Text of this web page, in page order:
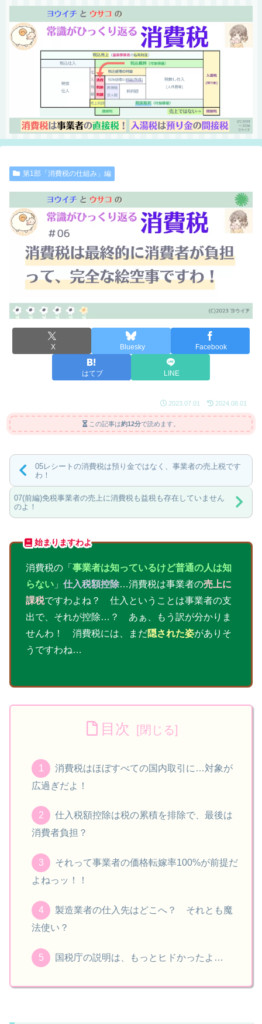
第1部「消費税の仕組み」編
X Bluesky Facebook
はてブ LINE
2023.07.01 2024.08.01
この記事は約12分で読めます。
05レシートの消費税は預り金ではなく、事業者の売上税です
わ！
07(前編)免税事業者の売上に消費税も益税も存在していません
のよ！
始まりますわよ
消費税の「 事業者は知っているけど普通の人は知
らない」 仕入税額控除…消費税は事業者の売上に
課税ですわよね？ 仕入ということは事業者の支
出で、それが控除…？ あぁ、もう訳が分かりま
せんわ！ 消費税には、まだ隠された姿がありそ
うですわね…
目次
消費税はほぼすべての国内取引に…対象が
広過ぎだよ！
仕入税額控除は税の累積を排除で、最後は
消費者負担？
それって事業者の価格転嫁率100%が前提だ
よねっッ！！
製造業者の仕入先はどこへ？ それとも魔
法使い？
国税庁の説明は、もっとヒドかったよ…